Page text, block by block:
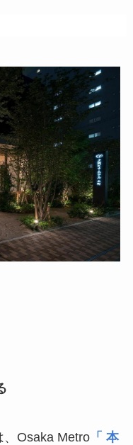
、Osaka Metro「 本